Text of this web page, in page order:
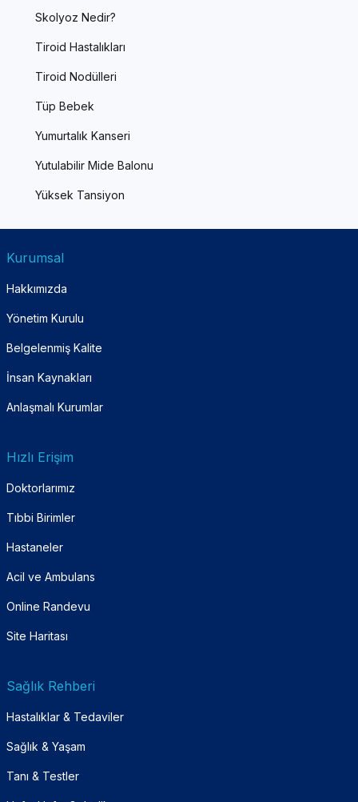
Skolyoz Nedir?
Tiroid Hastalıkları
Tiroid Nodülleri
Tüp Bebek
Yumurtalık Kanseri
Yutulabilir Mide Balonu
Yüksek Tansiyon
Kurumsal
Hakkımızda
Yönetim Kurulu
Belgelenmiş Kalite
İnsan Kaynakları
Anlaşmalı Kurumlar
Hızlı Erişim
Doktorlarımız
Tıbbi Birimler
Hastaneler
Acil ve Ambulans
Online Randevu
Site Haritası
Sağlık Rehberi
Hastalıklar & Tedaviler
Sağlık & Yaşam
Tanı & Testler